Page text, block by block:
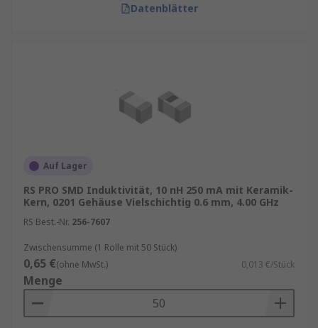
Datenblätter
Auf Lager
RS PRO SMD Induktivität, 10 nH 250 mA mit Keramik-
Kern, 0201 Gehäuse Vielschichtig 0.6 mm, 4.00 GHz
RS Best.-Nr. 256-7607
Zwischensumme (1 Rolle mit 50 Stück)
0,65 €(ohne MwSt.) 0,013 €/Stück
Menge